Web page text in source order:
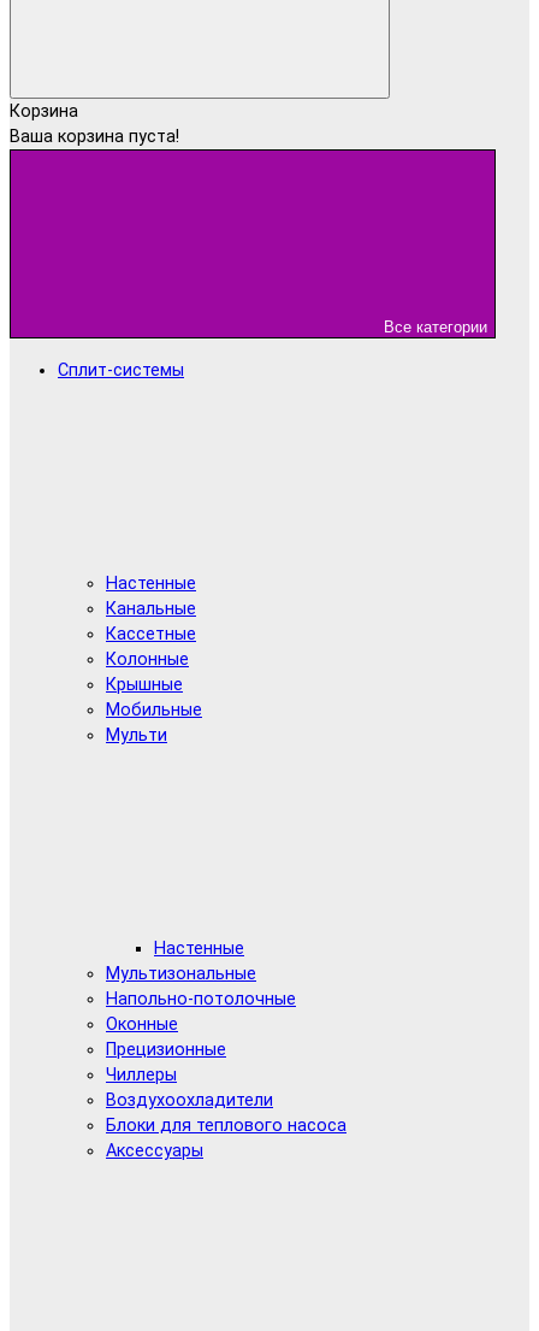
Корзина
Ваша корзина пуста!
Все категории
Сплит-системы
Настенные
Канальные
Кассетные
Колонные
Крышные
Мобильные
Мульти
Настенные
Мультизональные
Напольно-потолочные
Оконные
Прецизионные
Чиллеры
Воздухоохладители
Блоки для теплового насоса
Аксессуары